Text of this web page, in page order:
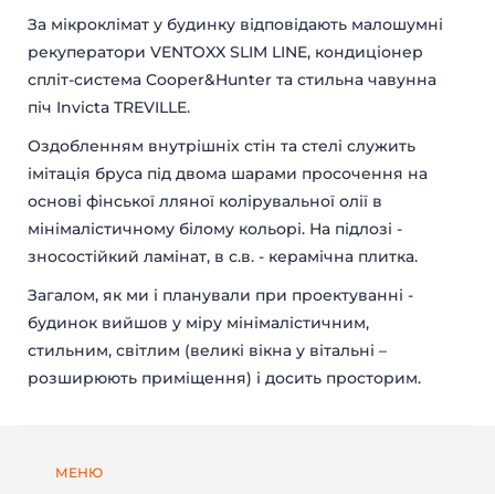
КІОСКИ І ЛАРЬКИ
ГУРТОЖИТКИ
МОДУЛЬНІ БУДІВЛІ
МОДУЛЬНІ ГОТЕЛІ
ПОБУТІВКИ
За мікроклімат у будинку відповідають малошумні
рекуператори VENTOXX SLIM LINE, кондиціонер
спліт-система Cooper&Hunter та стильна чавунна
піч Invicta TREVILLE.
Оздобленням внутрішніх стін та стелі служить
імітація бруса під двома шарами просочення на
основі фінської лляної колірувальної олії в
мінімалістичному білому кольорі. На підлозі -
зносостійкий ламінат, в с.в. - керамічна плитка.
Загалом, як ми i планували при проектуванні -
будинок вийшов у міру мінімалістичним,
стильним, світлим (великі вікна у вітальні –
розширюють приміщення) і досить просторим.
МЕНЮ